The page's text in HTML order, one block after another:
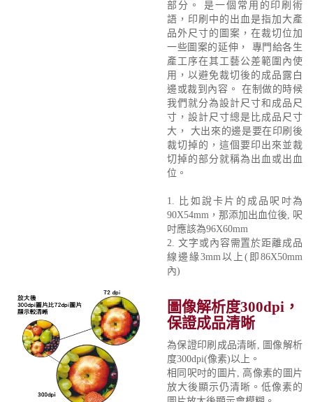
部分。 是一個常用的印刷術
語，印刷中的出血是指加大產
品外尺寸的圖案，在裁切位加
一些圖案的延伸， 專門給各生
產工序在其工藝公差範圍內使
用，以避免裁切後的成品露白
邊或裁到內容。 在制做的時候
我們就分為設計尺寸和成品尺
寸，設計尺寸總是比成品尺寸
大， 大出來的邊是要在印刷後
裁切掉的，這個要印出來並裁
切掉的部分就稱為出血或出血
位。
1. 比如說卡片的成品呎吋為
90X54mm，那添加出血位後, 呎
吋應該為96X60mm
2. 文字或內容需置於距離成品
線邊緣3mm以上(即86X50mm
內)
圖像解析度300dpi，
保證成品清晰
為保證印刷成品清晰, 圖像解析
度300dpi(像素)以上。
相同呎吋的圖片, 高像素的圖片
放大後顯示仍清晰。低像素的